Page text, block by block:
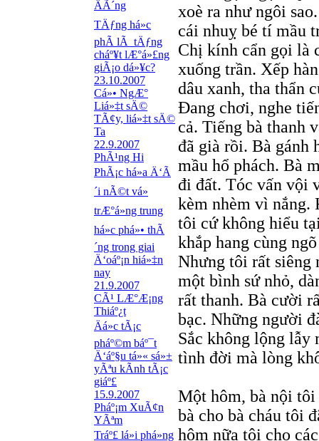
ÄÃ´ng
TÄƒng há»c
phÃ­ lÃ tÄƒng
cháº¥t lÆ°á»£ng
giÃ¡o dá»¥c?
23.10.2007
Cá»• NgÆ°
Liá»‡t sÄ©
TÃ¢y, liá»‡t sÄ©
Ta
22.9.2007
PhÃ¹ng Hi
PhÃ¡c há»a Ä‘Ã
´i nÃ©t vá»
trÆ°á»ng trung
há»c phá»• thÃ
´ng trong giai
Ä‘oáº¡n hiá»‡n
nay
21.9.2007
CÃ¹ LÆ°Æ¡ng
Thiáº¿t
Äá»c tÃ¡c
pháº©m báº¯t
Ä‘áº§u tá»« sá»±
yÃªu kÃ­nh tÃ¡c
giáº£
15.9.2007
Pháº¡m XuÃ¢n
YÃªm
Tráº£ lá»i phá»ng
xoè ra như ngôi
cái nhuỵ bé tí mầu
Chị kính cẩn gọi là
xuống trần. Xếp
dâu xanh, tha thẩn
Đang chơi, nghe
cả. Tiếng bà thanh
đã già rồi. Bà gánh
mầu hổ phách. Bà
đi đất. Tóc vấn vội
kèm nhèm vì nắng.
tôi cứ không hiểu
khắp hang cùng
Nhưng tôi rất siêng
một bình sứ nhỏ,
rất thanh. Bà cười
bạc. Những người
Sắc không lộng lẫy
tình đời mà lòng
Một hôm, bà nội tôi
bà cho bà cháu tôi
hôm nữa tôi cho